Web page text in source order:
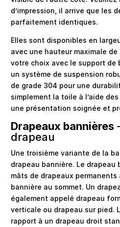
d’impression, il arrive que les
parfaitement identiques.
Elles sont disponibles en
avec une hauteur maximale de
votre choix avec le support de
un système de suspension
de grade 304 pour une
simplement la toile à l’aide
une présentation soignée et
Drapeaux bannières
drapeau
Une troisième variante de la
drapeau bannière. Le drapeau
mâts de drapeaux
bannière au sommet. Un
également appelé drapeau
verticale ou drapeau sur pied.
rapport à un drapeau droit